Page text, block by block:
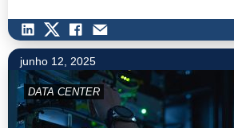
junho 12, 2025
DATA CENTER